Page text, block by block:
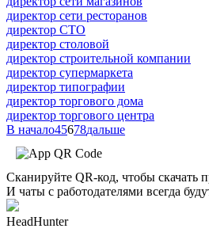
директор сети ресторанов
директор СТО
директор столовой
директор строительной компании
директор супермаркета
директор типографии
директор торгового дома
директор торгового центра
В начало45678дальше
Сканируйте QR-код, чтобы скачать
И чаты с работодателями всегда
HeadHunter